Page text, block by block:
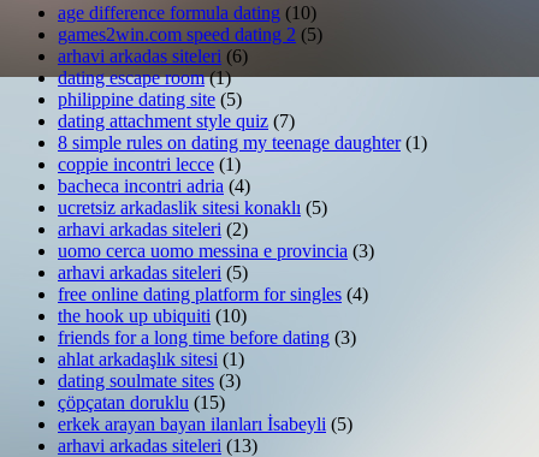
age difference formula dating (10)
games2win.com speed dating 2 (5)
arhavi arkadas siteleri (6)
dating escape room(1)
philippine dating site (5)
dating attachment style quiz (7)
8 simple rules on dating my teenage daughter(1)
coppie incontri lecce (1)
bacheca incontri adria (4)
ucretsiz arkadaslik sitesi konaklı (5)
arhavi arkadas siteleri (2)
uomo cerca uomo messina e provincia (3)
arhavi arkadas siteleri (5)
free online dating platform for singles (4)
the hook up ubiquiti (10)
friends for a long time before dating (3)
ahlat arkadaşlık sitesi (1)
dating soulmate sites (3)
çöpçatan doruklu (15)
erkek arayan bayan ilanları İsabeyli (5)
arhavi arkadas siteleri (13)